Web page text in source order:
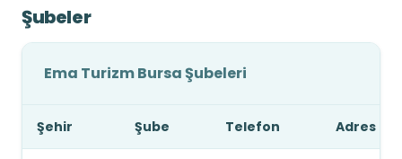
Şubeler
Ema Turizm Bursa Şubeleri
Şehir Şube Telefon Adres